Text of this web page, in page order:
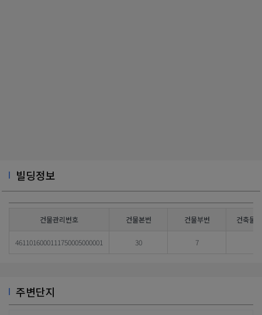
빌딩정보
건물관리번호 건물본번 건물부번 건축물
4611016000111750005000001 30 7
주변단지